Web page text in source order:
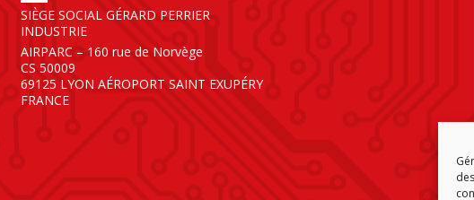
SIÈGE SOCIAL GÉRARD PERRIER
INDUSTRIE
AIRPARC – 160 rue de Norvège
CS 50009
69125 LYON AÉROPORT SAINT EXUPÉRY
FRANCE